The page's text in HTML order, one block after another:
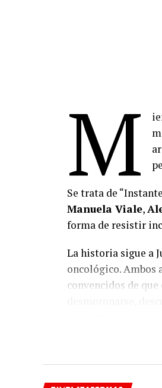
M
Se trata de
Manuela Viale,
forma de resistir
La historia sigue a
oncológico. Ambos
convencidos de
encontrar motivos
En paralelo, la
emocionalmente a